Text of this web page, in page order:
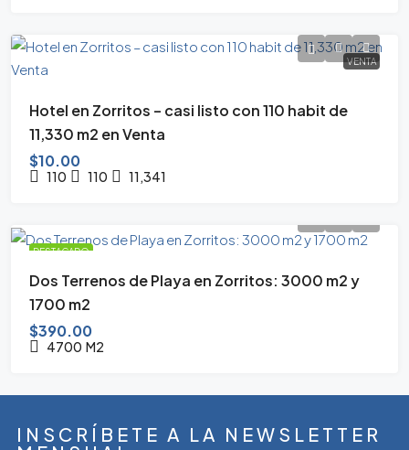
VENTA
Hotel en Zorritos – casi listo con 110 habit de
11,330 m2 en Venta
$10.00
110 110 11,341
DESTACADO
Dos Terrenos de Playa en Zorritos: 3000 m2 y
1700 m2
$390.00
4700 M2
INSCRÍBETE A LA NEWSLETTER